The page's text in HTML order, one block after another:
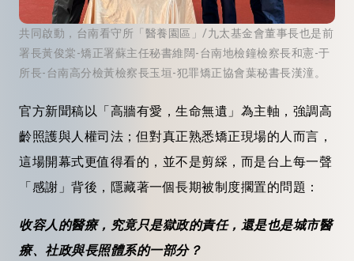
共同啟動，台南看守所「醫養園區」/九太基金會董事長也是前
署長黃俊棠-矯正署蘇主任秘書維闊-台南地檢鐘檢察長和憲-于
所長-台南高分檢黃檢察長玉垣-犯罪矯正協會葉秘書長漢潼。
官方新聞稿以「高牆有愛，生命無遺」為主軸，強調高
齡照護與人權司法；但對真正熟悉矯正現場的人而言，
這場開幕式更值得看的，並不是剪綵，而是台上每一聲
「感謝」背後，隱藏著一個長期被制度擱置的問題：
收容人的醫療，究竟只是獄政的責任，還是也是城市醫
療、社政與長照體系的一部分？